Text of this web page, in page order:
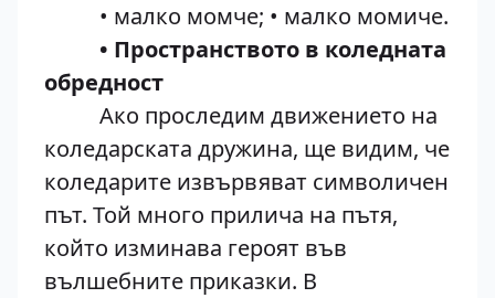
• малко момче; • малко момиче.
• Пространството в коледната
обредност
Ако проследим движението на
коледарската дружина, ще видим, че
коледарите извървяват символичен
път. Той много прилича на пътя,
който изминава героят във
вълшебните приказки. В